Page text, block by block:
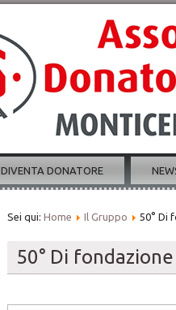
DIVENTA DONATORE
Sei qui: Home Il Gruppo 50° Di
50° Di